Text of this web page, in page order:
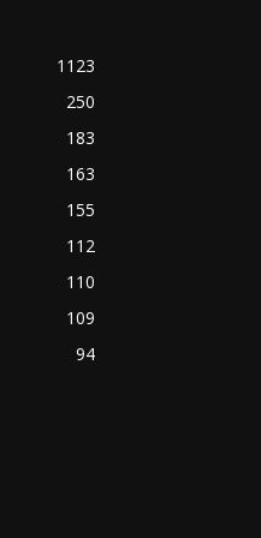
1123
250
183
163
155
112
110
109
94